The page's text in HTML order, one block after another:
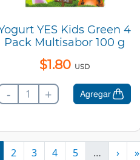
YES Kids Green 4
Pack Multisabor 100 g
$1.80 USD
- + Agregar
2 3 4 5 … › »